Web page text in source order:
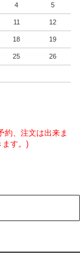
4 5
11 12
18 19
25 26
約、注文は出来ま
ます。)